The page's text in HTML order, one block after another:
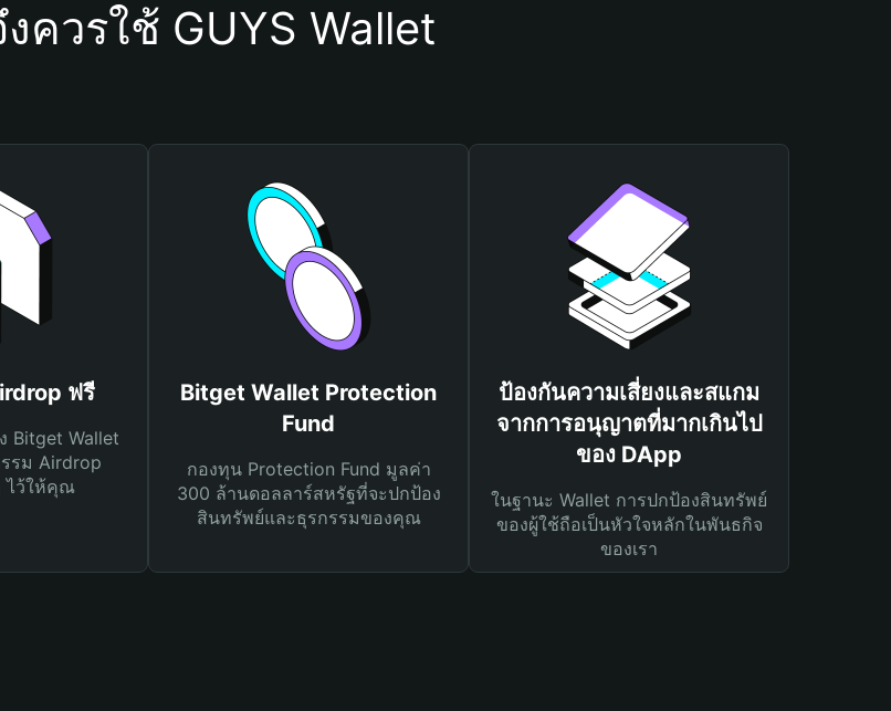
ควรใช้ GUYS Wallet
ฟรี
Bitget Wallet
รรม Airdrop
ไว้ให้คุณ
Bitget Wallet Protection
Fund
กองทุน Protection Fund มูลค่า
300 ล้านดอลลาร์สหรัฐที่จะปกป้อง
สินทรัพย์และธุรกรรมของคุณ
ป้องกันความเสี่ยงและสแกม
จากการอนุญาตที่มากเกินไป
ของ DApp
ในฐานะ Wallet การปกป้องสินทรัพย์
ของผู้ใช้ถือเป็นหัวใจหลักในพันธกิจ
ของเรา